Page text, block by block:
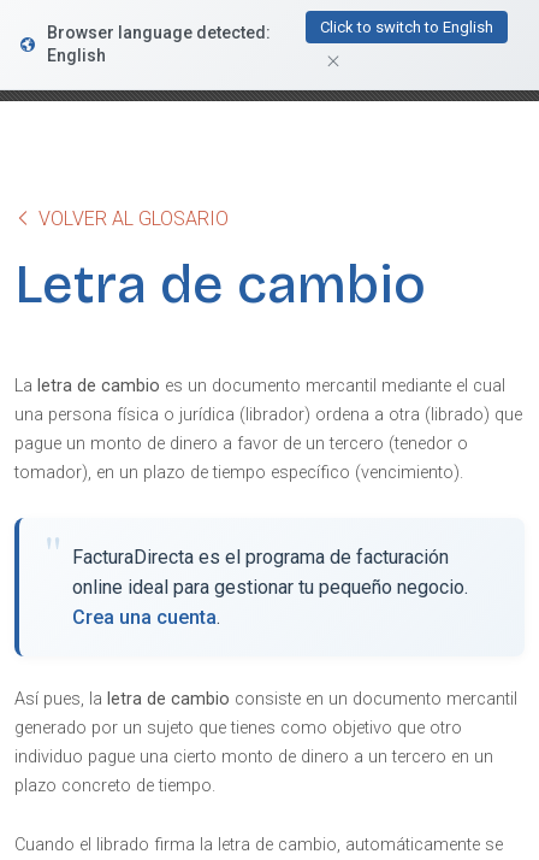
FacturaDirecta
Browser language detected:
English
Click to switch to English
VOLVER AL GLOSARIO
Letra de cambio
La letra de cambio es un documento mercantil mediante el cual
una persona física o jurídica (librador) ordena a otra (librado) que
pague un monto de dinero a favor de un tercero (tenedor o
tomador), en un plazo de tiempo específico (vencimiento).
FacturaDirecta es el programa de facturación
online ideal para gestionar tu pequeño negocio.
Crea una cuenta.
Así pues, la letra de cambio consiste en un documento mercantil
generado por un sujeto que tienes como objetivo que otro
individuo pague una cierto monto de dinero a un tercero en un
plazo concreto de tiempo.
Cuando el librado firma la letra de cambio, automáticamente se